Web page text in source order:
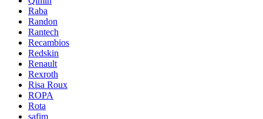
Raba
Randon
Rantech
Recambios
Redskin
Renault
Rexroth
Risa Roux
ROPA
Rota
safim